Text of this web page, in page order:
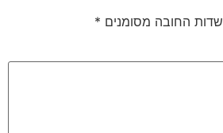
שדות החובה מסומנים *